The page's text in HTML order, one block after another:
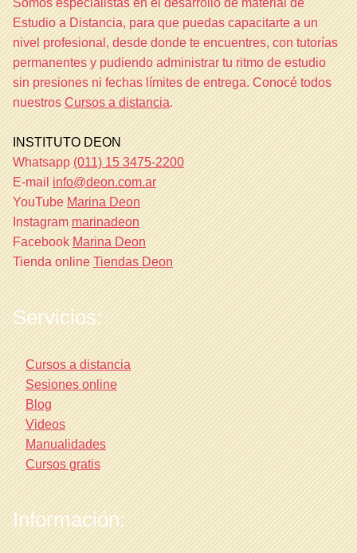
Somos especialistas en el desarrollo de material de
Estudio a Distancia, para que puedas capacitarte a un
nivel profesional, desde donde te encuentres, con tutorías
permanentes y pudiendo administrar tu ritmo de estudio
sin presiones ni fechas límites de entrega. Conocé todos
nuestrosCursos a distancia.
INSTITUTO DEON
Whatsapp(011) 15 3475-2200
E-mailinfo@deon.com.ar
YouTubeMarina Deon
Instagrammarinadeon
FacebookMarina Deon
Tienda onlineTiendas Deon
Servicios:
Cursos a distancia
Sesiones online
Blog
Videos
Manualidades
Cursos gratis
Información: